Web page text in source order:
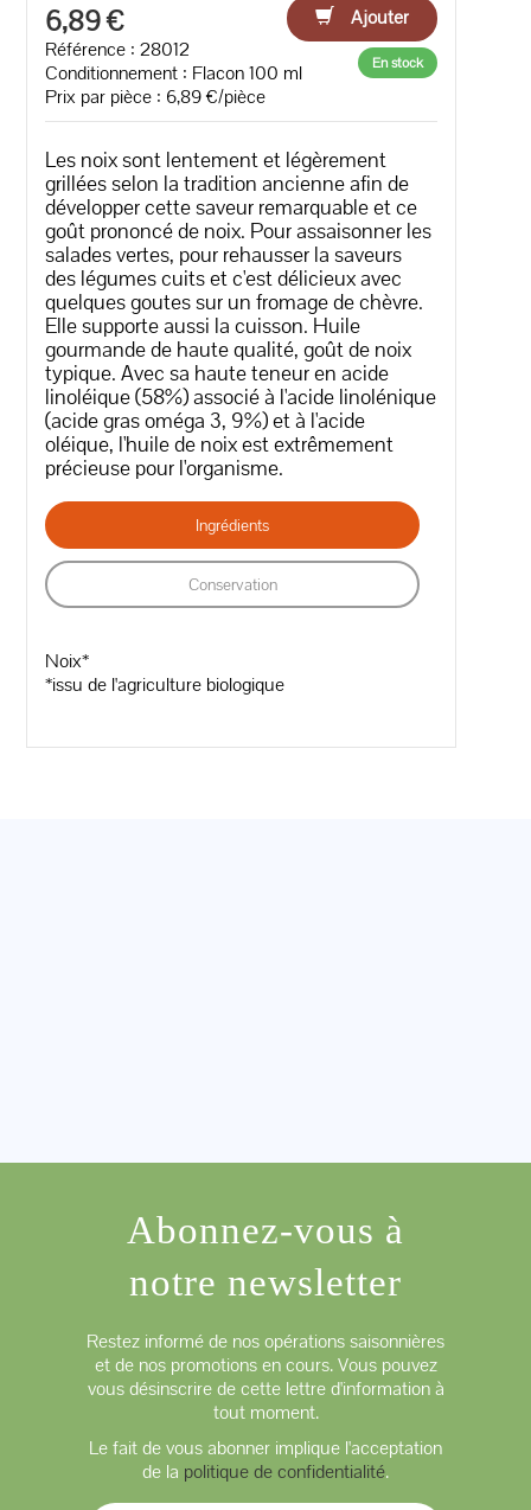
6,89 €
Ajouter
Référence : 28012
Conditionnement : Flacon 100 ml
Prix par pièce : 6,89 €/pièce
En stock
Les noix sont lentement et légèrement
grillées selon la tradition ancienne afin de
développer cette saveur remarquable et ce
goût prononcé de noix. Pour assaisonner les
salades vertes, pour rehausser la saveurs
des légumes cuits et c'est délicieux avec
quelques goutes sur un fromage de chèvre.
Elle supporte aussi la cuisson. Huile
gourmande de haute qualité, goût de noix
typique. Avec sa haute teneur en acide
linoléique (58%) associé à l'acide linolénique
(acide gras oméga 3, 9%) et à l'acide
oléique, l'huile de noix est extrêmement
précieuse pour l'organisme.
Ingrédients
Conservation
Noix*
*issu de l'agriculture biologique
Abonnez-vous à
notre newsletter
Restez informé de nos opérations saisonnières
et de nos promotions en cours. Vous pouvez
vous désinscrire de cette lettre d'information à
tout moment.
Le fait de vous abonner implique l'acceptation
de la politique de confidentialité.